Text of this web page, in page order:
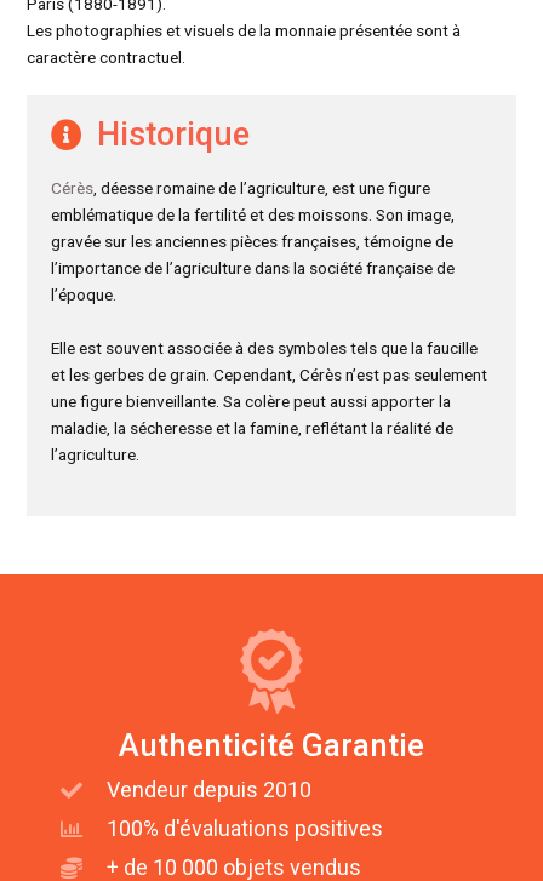
Les photographies et visuels de la monnaie présentée sont à
caractère contractuel.
Historique
Cérès , déesse romaine de l’agriculture, est une figure
emblématique de la fertilité et des moissons. Son image,
gravée sur les anciennes pièces françaises, témoigne de
l’importance de l’agriculture dans la société française de
l’époque.
Elle est souvent associée à des symboles tels que la faucille
et les gerbes de grain. Cependant, Cérès n’est pas seulement
une figure bienveillante. Sa colère peut aussi apporter la
maladie, la sécheresse et la famine, reflétant la réalité de
l’agriculture.
Authenticité Garantie
Vendeur depuis 2010
100% d'évaluations positives
+ de 10 000 objets vendus